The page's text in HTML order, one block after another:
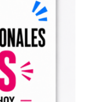
producirlo con tu
UV DTF
UV DTF
termos, cajas,
rígidas